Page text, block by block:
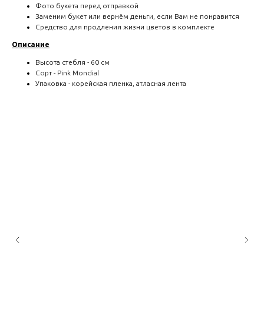
Фото букета перед отправкой
Заменим букет или вернём деньги, если Вам не понравится
Средство для продления жизни цветов в комплекте
Описание
Высота стебля - 60 см
Сорт - Pink Mondial
Упаковка - корейская пленка, атласная лента